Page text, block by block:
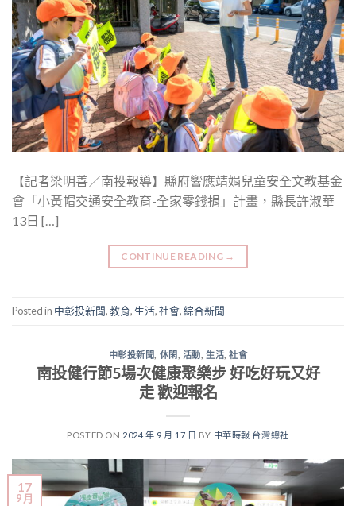
【記者梁明善／南投報導】縣府響應靖娟兒童安全文教基金
會「小黃帽交通安全教育-全家零錢捐」計畫，縣長許淑華
13日 […]
CONTINUE READING →
Posted in 中彰投新聞,教育,生活,社會,綜合新聞
中彰投新聞 休閑 活動 ,生活 ,社會
南投健行節5場次健康聚樂步 好吃好玩又好
走 歡迎報名
POSTED ON 2024 年 9 月 17 日 BY 中華時報 台灣總社
17
9 月